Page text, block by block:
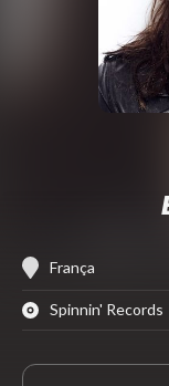
França
Spinnin' Records